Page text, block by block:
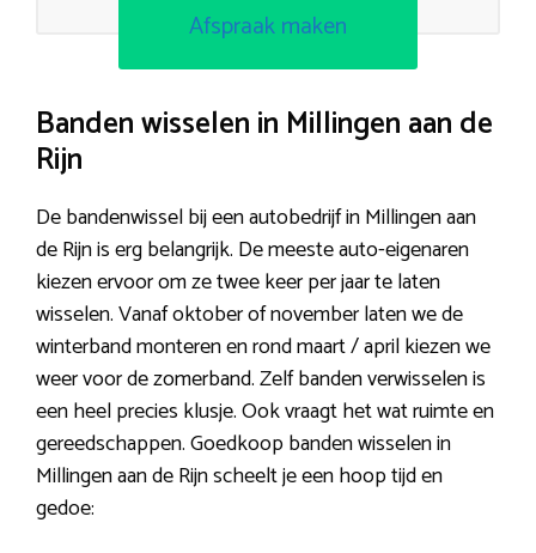
Afspraak maken
Banden wisselen in Millingen aan de
Rijn
De bandenwissel bij een autobedrijf in Millingen aan
de Rijn is erg belangrijk. De meeste auto-eigenaren
kiezen ervoor om ze twee keer per jaar te laten
wisselen. Vanaf oktober of november laten we de
winterband monteren en rond maart / april kiezen we
weer voor de zomerband. Zelf banden verwisselen is
een heel precies klusje. Ook vraagt het wat ruimte en
gereedschappen. Goedkoop banden wisselen in
Millingen aan de Rijn scheelt je een hoop tijd en
gedoe: